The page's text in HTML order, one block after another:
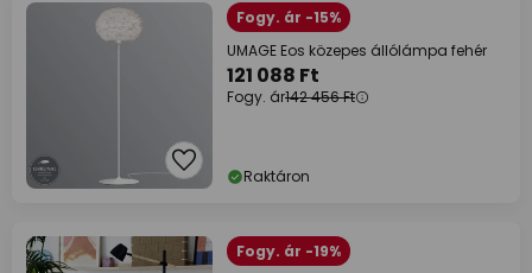
Fogy. ár -15%
UMAGE Eos közepes állólámpa fehér
121 088 Ft
Fogy. ár142 456 Ft
Raktáron
Fogy. ár -19%